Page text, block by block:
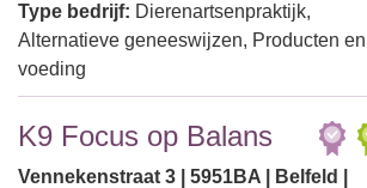
Type bedrijf: Dierenartsenpraktijk,
Alternatieve geneeswijzen, Producten en
voeding
K9 Focus op Balans
Vennekenstraat 3 | 5951BA | Belfeld |